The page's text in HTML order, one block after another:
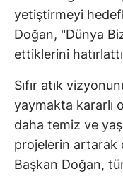
yetiştirmeyi
Doğan, "Dünya
ettiklerini
Sıfır atık
yaymakta kararlı
daha temiz ve
projelerin artarak
Başkan Doğan,